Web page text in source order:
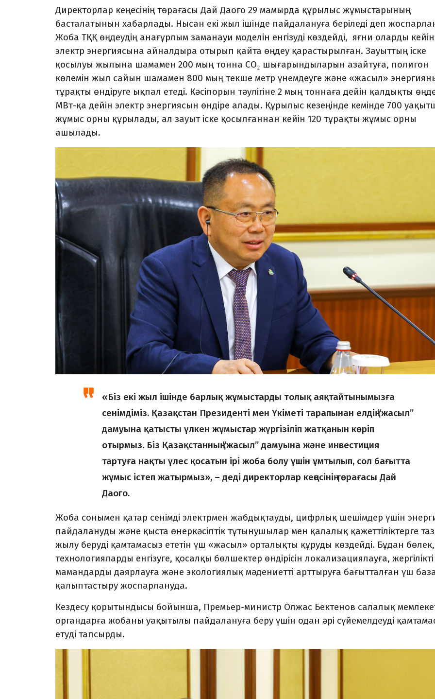
Директорлар кеңесінің төрағасы Дай Даого 29 мамырда құрылыс жұмыстарының
басталатынын хабарлады. Нысан екі жыл ішінде пайдалануға беріледі деп
Жоба ТҚҚ өңдеудің анағұрлым заманауи моделін енгізуді көздейді, яғни оларды
электр энергиясына айналдыра отырып қайта өңдеу қарастырылған. Зауыттың іске
қосылуы жылына шамамен 200 мың тонна CO₂ шығарындыларын азайтуға, полигон
көлемін жыл сайын шамамен 800 мың текше метр үнемдеуге және «жасыл»
тұрақты өндіруге ықпал етеді. Кәсіпорын тәулігіне 2 мың тоннаға дейін қалдықты
МВт-қа дейін электр энергиясын өндіре алады. Құрылыс кезеңінде кемінде 700
жұмыс орны құрылады, ал зауыт іске қосылғаннан кейін 120 тұрақты жұмыс орны
ашылады.
«Біз екі жыл ішінде барлық жұмыстарды толық аяқтайтынымызға
сенімдіміз. Қазақстан Президенті мен Үкіметі тарапынан елдің “жасыл”
дамуына қатысты үлкен жұмыстар жүргізіліп жатқанын көріп
отырмыз. Біз Қазақстанның “жасыл” дамуына және инвестиция
тартуға нақты үлес қосатын ірі жоба болу үшін ұмтылып, сол бағытта
жұмыс істеп жатырмыз», – деді директорлар кеңесінің төрағасы Дай
Даого.
Жоба сонымен қатар сенімді электрмен жабдықтауды, цифрлық шешімдер үшін
пайдалануды және қыста өнеркәсіптік тұтынушылар мен қалалық қажеттіліктерге
жылу беруді қамтамасыз ететін үш «жасыл» орталықты құруды көздейді. Бұдан бөлек,
технологияларды енгізуге, қосалқы бөлшектер өндірісін локализациялауға, жергілікті
мамандарды даярлауға және экологиялық мәдениетті арттыруға бағытталған үш
қалыптастыру жоспарлануда.
Кездесу қорытындысы бойынша, Премьер-министр Олжас Бектенов салалық
органдарға жобаны уақытылы пайдалануға беру үшін одан әрі сүйемелдеуді
етуді тапсырды.